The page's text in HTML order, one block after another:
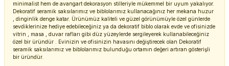
minimalist hem de avangart dekorasyon stilleriyle mükemmel bir uyum yakalıyor.
Dekoratif seramik saksılarımız ve biblolarımız kullanacağınız her mekana huzur
, dinginlik denge katar. Ürünümüz kaliteli ve güzel görünümüyle özel günlerde
sevdiklerinize hediye edebileceğiniz ya da dekoratif biblo olarak evde ve ofisinizde
vitrin , masa , duvar rafları gibi düz yüzeylerde sergileyerek kullanabileceğiniz
özel bir üründür . Evinizin ve ofisinizin havasını değiştirecek olan Dekoratif
seramik saksılarımız ve biblolarımız bulunduğu ortamın değeri artıran gösterişli
bir üründür.